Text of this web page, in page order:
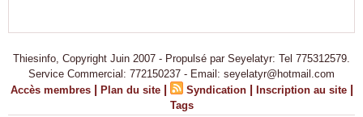
Thiesinfo, Copyright Juin 2007 - Propulsé par Seyelatyr: Tel 775312579.
Service Commercial: 772150237 - Email: seyelatyr@hotmail.com
Accès membres | Plan du site | Syndication | Inscription au site |
Tags